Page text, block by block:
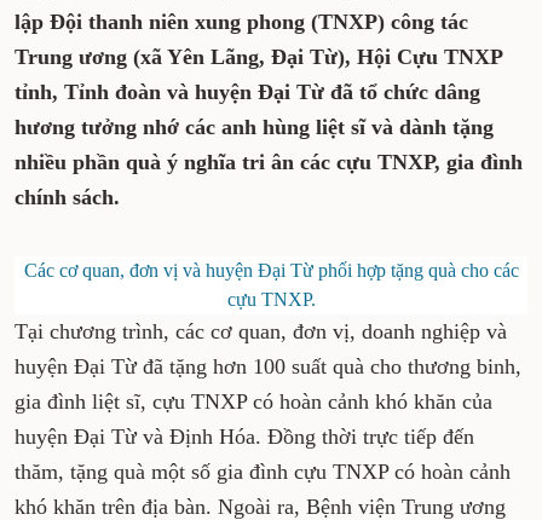
lập Đội thanh niên xung phong (TNXP) công tác
Trung ương (xã Yên Lãng, Đại Từ), Hội Cựu TNXP
tỉnh, Tỉnh đoàn và huyện Đại Từ đã tổ chức dâng
hương tưởng nhớ các anh hùng liệt sĩ và dành tặng
nhiều phần quà ý nghĩa tri ân các cựu TNXP, gia đình
chính sách.
Các cơ quan, đơn vị và huyện Đại Từ phối hợp tặng quà cho các
cựu TNXP.
Tại chương trình, các cơ quan, đơn vị, doanh nghiệp và
huyện Đại Từ đã tặng hơn 100 suất quà cho thương binh,
gia đình liệt sĩ, cựu TNXP có hoàn cảnh khó khăn của
huyện Đại Từ và Định Hóa. Đồng thời trực tiếp đến
thăm, tặng quà một số gia đình cựu TNXP có hoàn cảnh
khó khăn trên địa bàn. Ngoài ra, Bệnh viện Trung ương